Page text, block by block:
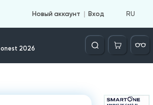
Новый аккаунт Вход RU
2026
Căutare